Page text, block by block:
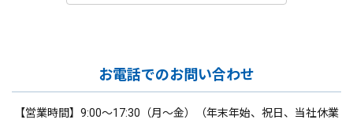
お電話でのお問い合わせ
【営業時間】9:00～17:30（月～金）（年末年始、祝日、当社休業